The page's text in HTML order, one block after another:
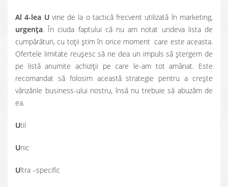
Al 4-lea Uvine de la o tactică frecvent utilizată în marketing,
urgenţa. În ciuda faptului că nu am notat undeva lista de
cumpărături, cu toţii ştim în orice moment care este aceasta.
Ofertele limitate reuşesc să ne dea un impuls să ştergem de
pe listă anumite achiziţii pe care le-am tot amânat. Este
recomandat să folosim această strategie pentru a creşte
vânzările business-ului nostru, însă nu trebuie să abuzăm de
ea.
Util
Unic
Ultra –specific